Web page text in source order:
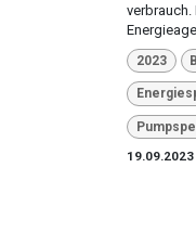
verbrauch.
2023
19.09.2023